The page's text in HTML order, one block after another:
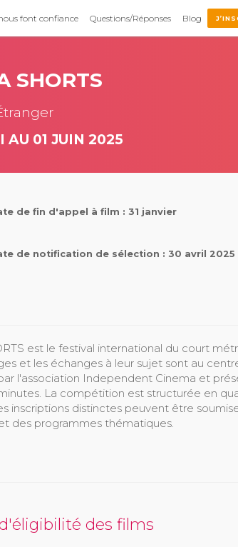
font confiance Questions/Réponses Blog
SHORTS
AU 01 JUIN 2025
de fin d'appel à film : 31 janvier
de notification de sélection : 30 avril 2025
est le festival international du court
et les échanges à leur sujet sont au
l'association Independent Cinema et
La compétition est structurée en
inscriptions distinctes peuvent être
des programmes thématiques.
des films